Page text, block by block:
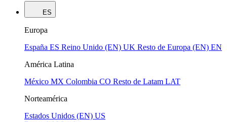
ES
Europa
España ES Reino Unido (EN) UK Resto de Europa (EN) EN
América Latina
México MX Colombia CO Resto de Latam LAT
Norteamérica
Estados Unidos (EN) US